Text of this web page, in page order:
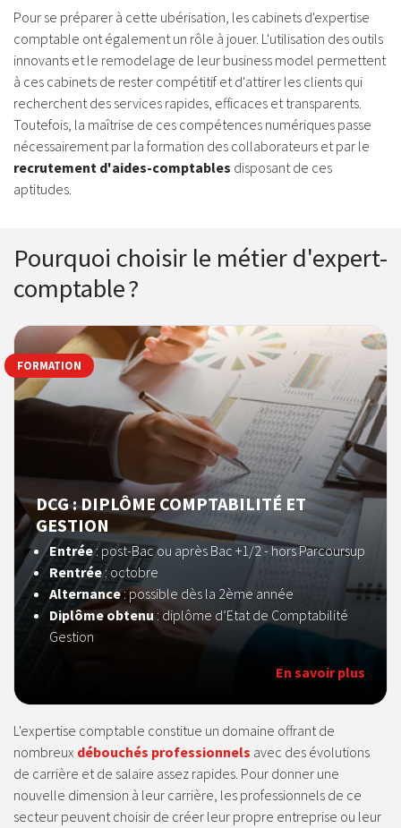
Pour se préparer à cette ubérisation, les cabinets d'expertise
comptable ont également un rôle à jouer. L'utilisation des outils
innovants et le remodelage de leur business model permettent
à ces cabinets de rester compétitif et d'attirer les clients qui
recherchent des services rapides, efficaces et transparents.
Toutefois, la maîtrise de ces compétences numériques passe
nécessairement par la formation des collaborateurs et par le
recrutement d'aides-comptables disposant de ces
aptitudes.
Pourquoi choisir le métier d'expert-
comptable ?
DCG : DIPLÔME COMPTABILITÉ ET
GESTION
Entrée:post-Bac ou après Bac +1/2 - hors Parcoursup
Rentrée: octobre
Alternance: possible dès la 2ème année
Diplôme obtenu : diplôme d’Etat de Comptabilité
Gestion
En savoir plus
FORMATION
L'expertise comptable constitue un domaine offrant de
nombreux débouchés professionnels avec des évolutions
de carrière et de salaire assez rapides. Pour donner une
nouvelle dimension à leur carrière, les professionnels de ce
secteur peuvent choisir de créer leur propre entreprise ou leur